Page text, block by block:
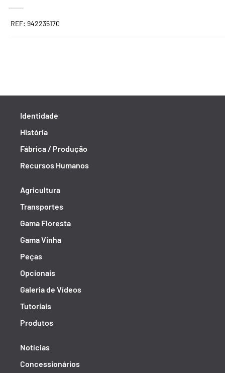
REF: 942235170
Identidade
História
Fábrica / Produção
Recursos Humanos
Agricultura
Transportes
Gama Floresta
Gama Vinha
Peças
Opcionais
Galeria de Vídeos
Tutoriais
Produtos
Notícias
Concessionários